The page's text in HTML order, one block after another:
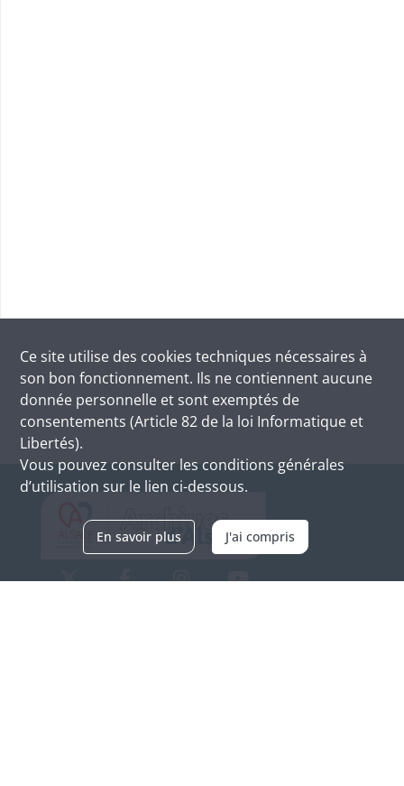
Ce site utilise des cookies techniques nécessaires à
son bon fonctionnement. Ils ne contiennent aucune
donnée personnelle et sont exemptés de
consentements (Article 82 de la loi Informatique et
Libertés).
Vous pouvez consulter les conditions générales
d’utilisation sur le lien ci-dessous.
En savoir plus J'ai compris